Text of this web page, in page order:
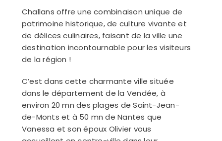
Challans offre une combinaison unique de
patrimoine historique, de culture vivante et
de délices culinaires, faisant de la ville une
destination incontournable pour les visiteurs
de la région !
C’est dans cette charmante ville située
dans le département de la Vendée, à
environ 20 mn des plages de Saint-Jean-
de-Monts et à 50 mn de Nantes que
Vanessa et son époux Olivier vous